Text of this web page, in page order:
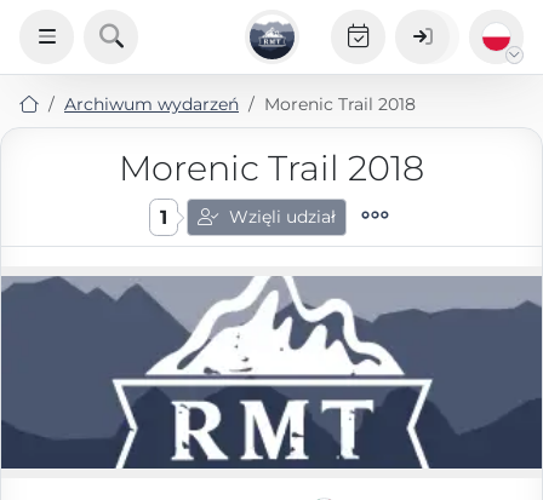
Archiwum wydarzeń Morenic Trail 2018
Morenic Trail 2018
1 Wzięli udział